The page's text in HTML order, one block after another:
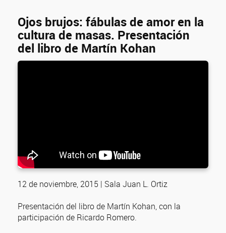
Ojos brujos: fábulas de amor en la
cultura de masas. Presentación
del libro de Martín Kohan
12 de noviembre, 2015 | Sala Juan L. Ortiz
Presentación del libro de Martín Kohan, con la
participación de Ricardo Romero.